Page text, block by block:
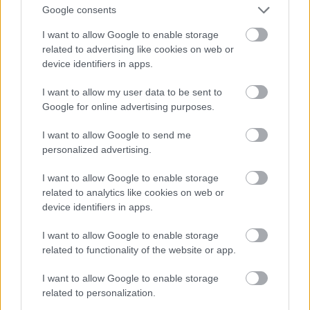
Google consents
I want to allow Google to enable storage
related to advertising like cookies on web or
device identifiers in apps.
I want to allow my user data to be sent to
Google for online advertising purposes.
I want to allow Google to send me
personalized advertising.
I want to allow Google to enable storage
related to analytics like cookies on web or
device identifiers in apps.
I want to allow Google to enable storage
related to functionality of the website or app.
I want to allow Google to enable storage
related to personalization.
αντιφατικοί, παράλογοι να απολογούνται για τα
κίνητρα που τους οδήγησαν στην καταστροφή. Ενώ
οι γυναίκες- φιμωμένες επί εκατοντάδες χρόνια,
και αόρατες -μέσα από τον ποιητή, και από αντρικά
στόματα με ενσυναίσθηση, ηχούν τα παθήματά τα
δικά τους αλλά και όσων επιβίωσαν ενός
Η Ανδρομάχη ως σύζυγος αρχιστράτηγου, του
Έκτορα, έζησε τα πάντα και τα πάνδεινα εν μέσω
πολέμου. Ο οδυνηρός, τραγικός και αιματερός
κύκλος της ζωής της και εν γένει της ιστορίας της
την καθιστά μια μέγιστη πολιτική οντότητα.
Το σώμα της γυναίκας γίνεται πεδίο μάχης, επάνω
του γράφεται η ιστορία. Το βλέμμα εκείνης πάντα